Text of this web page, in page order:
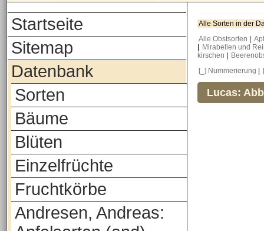
Startseite
Sitemap
Datenbank
Sorten
Bäume
Blüten
Einzelfrüchte
Fruchtkörbe
Andresen, Andreas:
Alle Sorten in der
Alle Obstsorten
Mirabellen und
kirschen
[_] Nummerierung
Lucas: